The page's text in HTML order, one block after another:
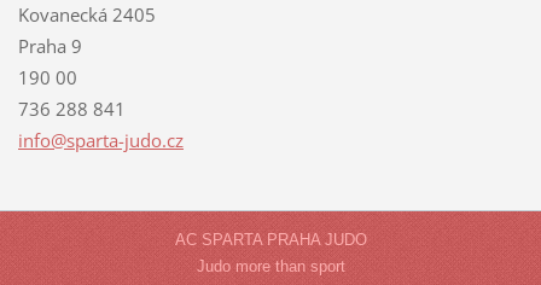
Kovanecká 2405
Praha 9
190 00
736 288 841
info@sparta-judo.cz
AC SPARTA PRAHA JUDO
Judo more than sport